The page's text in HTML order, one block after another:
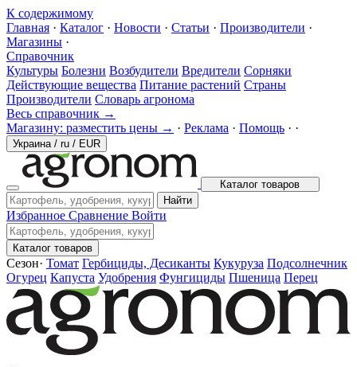
К содержимому
Главная · Каталог · Новости · Статьи · Производители ·
Магазины ·
Справочник
Культуры Болезни Возбудители Вредители Сорняки
Действующие вещества Питание растений Страны
Производители Словарь агронома
Весь справочник →
Магазину: разместить цены → · Реклама · Помощь · ·
Украина / ru / EUR
Каталог товаров
Найти
Избранное Сравнение Войти
Каталог товаров
Сезон· Томат Гербициды, Десиканты Кукуруза Подсолнечник
Огурец Капуста Удобрения Фунгициды Пшеница Перец